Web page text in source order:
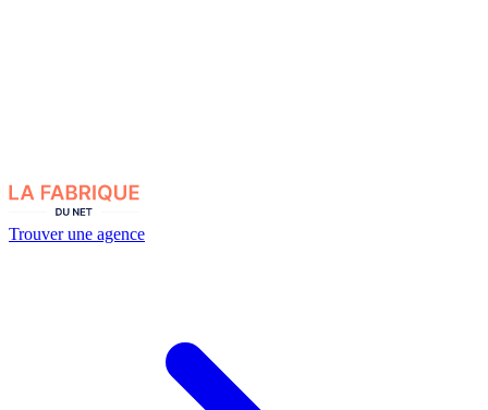
Trouver une agence